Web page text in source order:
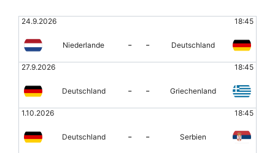
24.9.2026 18:45
Niederlande - - Deutschland
27.9.2026 18:45
Deutschland - - Griechenland
1.10.2026 18:45
Deutschland - - Serbien